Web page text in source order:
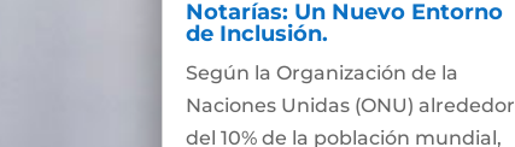
Notarías: Un Nuevo Entorno
de Inclusión.
Según la Organización de la
Naciones Unidas (ONU) alrededor
del 10% de la población mundial,